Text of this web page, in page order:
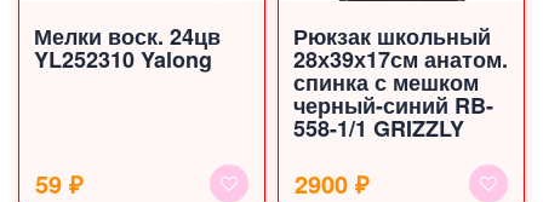
Мелки воск. 24цв
YL252310 Yalong
59 ₽
Рюкзак школьный
28х39х17см анатом.
спинка с мешком
черный-синий RB-
558-1/1 GRIZZLY
2900 ₽